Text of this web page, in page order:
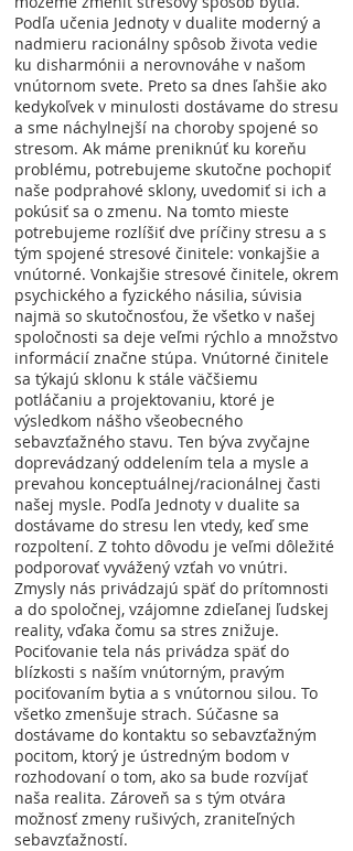
Podľa učenia Jednoty v dualite moderný a
nadmieru racionálny spôsob života vedie
ku disharmónii a nerovnováhe v našom
vnútornom svete. Preto sa dnes ľahšie ako
kedykoľvek v minulosti dostávame do stresu
a sme náchylnejší na choroby spojené so
stresom. Ak máme preniknúť ku koreňu
problému, potrebujeme skutočne pochopiť
naše podprahové sklony, uvedomiť si ich a
pokúsiť sa o zmenu. Na tomto mieste
potrebujeme rozlíšiť dve príčiny stresu a s
tým spojené stresové činitele: vonkajšie a
vnútorné. Vonkajšie stresové činitele, okrem
psychického a fyzického násilia, súvisia
najmä so skutočnosťou, že všetko v našej
spoločnosti sa deje veľmi rýchlo a množstvo
informácií značne stúpa. Vnútorné činitele
sa týkajú sklonu k stále väčšiemu
potláčaniu a projektovaniu, ktoré je
výsledkom nášho všeobecného
sebavzťažného stavu. Ten býva zvyčajne
doprevádzaný oddelením tela a mysle a
prevahou konceptuálnej/racionálnej časti
našej mysle. Podľa Jednoty v dualite sa
dostávame do stresu len vtedy, keď sme
rozpoltení. Z tohto dôvodu je veľmi dôležité
podporovať vyvážený vzťah vo vnútri.
Zmysly nás privádzajú späť do prítomnosti
a do spoločnej, vzájomne zdieľanej ľudskej
reality, vďaka čomu sa stres znižuje.
Pociťovanie tela nás privádza späť do
blízkosti s naším vnútorným, pravým
pociťovaním bytia a s vnútornou silou. To
všetko zmenšuje strach. Súčasne sa
dostávame do kontaktu so sebavzťažným
pocitom, ktorý je ústredným bodom v
rozhodovaní o tom, ako sa bude rozvíjať
naša realita. Zároveň sa s tým otvára
možnosť zmeny rušivých, zraniteľných
sebavzťažností.